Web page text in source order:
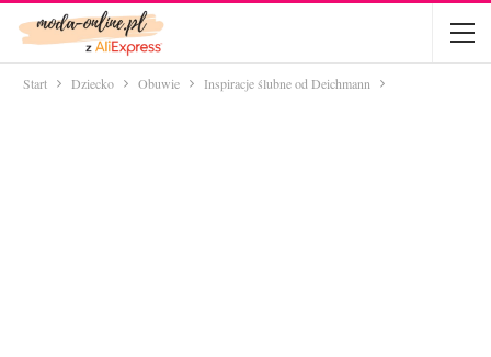
Start Dziecko Obuwie Inspiracje ślubne od Deichmann